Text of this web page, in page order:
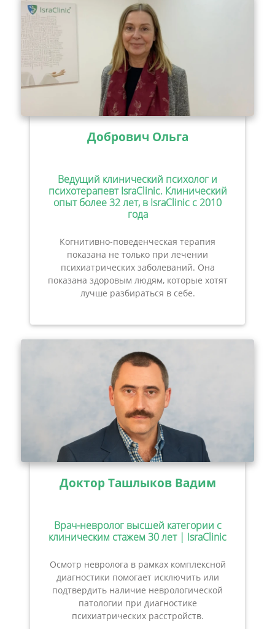
Добрович Ольга
Ведущий клинический психолог и
психотерапевт IsraClinic. Клинический
опыт более 32 лет, в IsraClinic с 2010
года
Когнитивно-поведенческая терапия
показана не только при лечении
психиатрических заболеваний. Она
показана здоровым людям, которые хотят
лучше разбираться в себе.
Доктор Ташлыков Вадим
Врач-невролог высшей категории с
клиническим стажем 30 лет | IsraClinic
Осмотр невролога в рамках комплексной
диагностики помогает исключить или
подтвердить наличие неврологической
патологии при диагностике
психиатрических расстройств.